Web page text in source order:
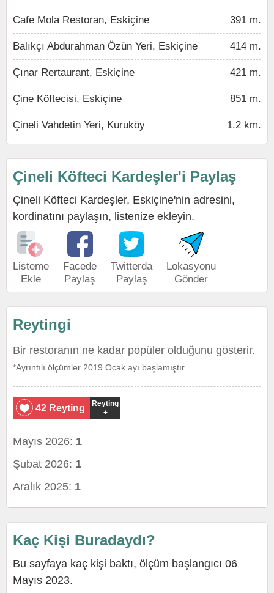
Cafe Mola Restoran, Eskiçine 391 m.
Balıkçı Abdurahman Özün Yeri, Eskiçine 414 m.
Çınar Rertaurant, Eskiçine 421 m.
Çine Köftecisi, Eskiçine 851 m.
Çineli Vahdetin Yeri, Kuruköy 1.2 km.
Çineli Köfteci Kardeşler'i Paylaş
Çineli Köfteci Kardeşler, Eskiçine'nin adresini,
kordinatını paylaşın, listenize ekleyin.
Listeme
Ekle
Facede
Paylaş
Twitterda
Paylaş
Lokasyonu
Gönder
Reytingi
Bir restoranın ne kadar popüler olduğunu gösterir.
*Ayrıntılı ölçümler 2019 Ocak ayı başlamıştır.
42 Reyting
Reyting
+
Mayıs 2026: 1
Şubat 2026: 1
Aralık 2025: 1
Kaç Kişi Buradaydı?
Bu sayfaya kaç kişi baktı, ölçüm başlangıcı 06
Mayıs 2023.